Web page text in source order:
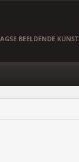
BEELDENDE KUNST